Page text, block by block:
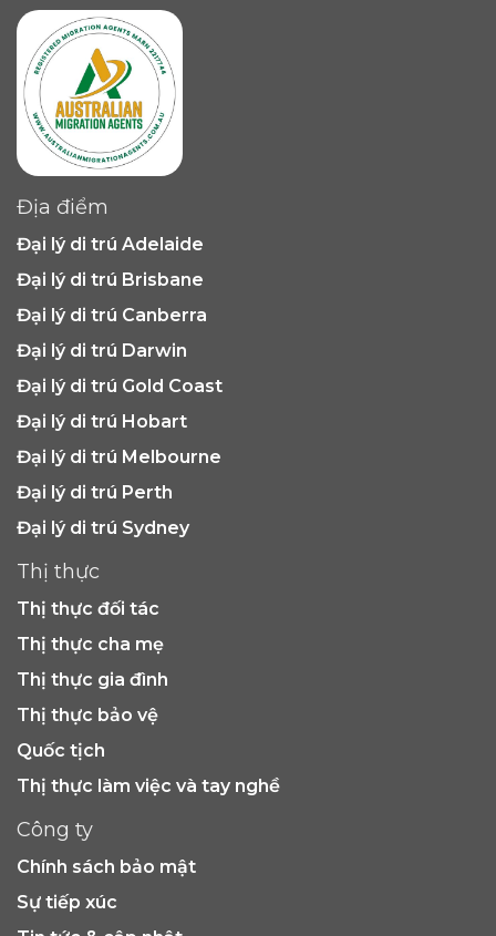
Địa điểm
Đại lý di trú Adelaide
Đại lý di trú Brisbane
Đại lý di trú Canberra
Đại lý di trú Darwin
Đại lý di trú Gold Coast
Đại lý di trú Hobart
Đại lý di trú Melbourne
Đại lý di trú Perth
Đại lý di trú Sydney
Công ty
Chính sách bảo mật
Sự tiếp xúc
Thị thực
Thị thực đối tác
Thị thực cha mẹ
Thị thực gia đình
Thị thực bảo vệ
Quốc tịch
Thị thực làm việc và tay nghề